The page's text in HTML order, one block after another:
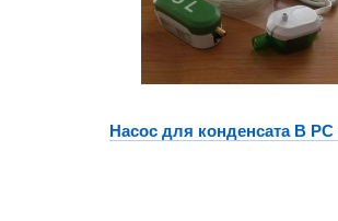
Насос для конденсата B PC